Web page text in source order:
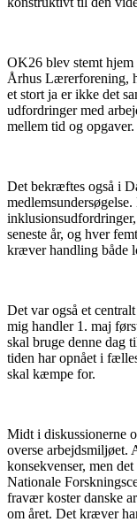
OK26 blev stemt hjem
Århus Lærerforening,
et stort ja er ikke det
udfordringer med
mellem tid og opgaver.
Det bekræftes også i
seneste år, og hver
kræver handling både
Det var også et
mig handler 1. maj
skal bruge denne dag
tiden har opnået i
skal kæmpe for.
Midt i diskussionerne
overse arbejdsmiljøet.
konsekvenser, men
Nationale
fravær koster danske
om året. Det kræver